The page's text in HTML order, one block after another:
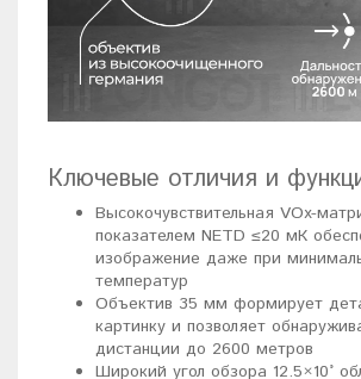
Ключевые отличия и
Высокочувствительная VOx-
показателем NETD ≤20 мК
изображение даже при
температур
Объектив 35 мм формирует
картинку и позволяет
дистанции до 2600 метров
Широкий угол обзора 12.5×10°